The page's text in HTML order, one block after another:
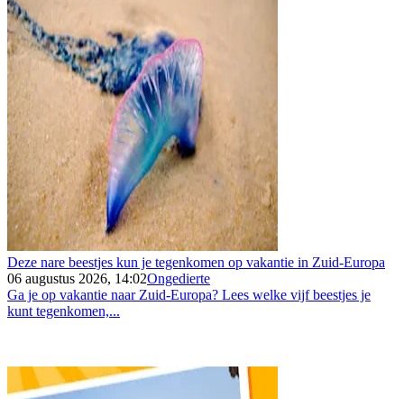
Deze nare beestjes kun je tegenkomen op vakantie in Zuid-Europa
06 augustus 2026, 14:02Ongedierte
Ga je op vakantie naar Zuid-Europa? Lees welke vijf beestjes je
kunt tegenkomen,...